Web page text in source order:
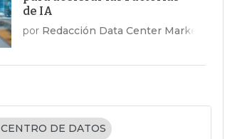
de IA
por Redacción Data Center Market
CENTRO DE DATOS